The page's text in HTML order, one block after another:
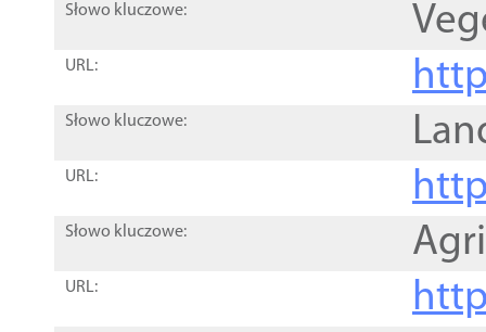
Słowo kluczowe:
URL:
Słowo kluczowe:
URL:
Słowo kluczowe:
URL: